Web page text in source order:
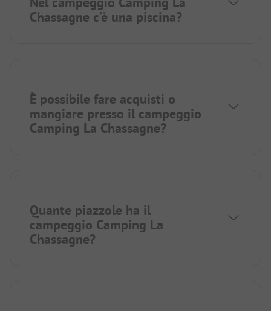
Chassagne c’è una piscina?
È possibile fare acquisti o
mangiare presso il campeggio
Camping La Chassagne?
Quante piazzole ha il
campeggio Camping La
Chassagne?